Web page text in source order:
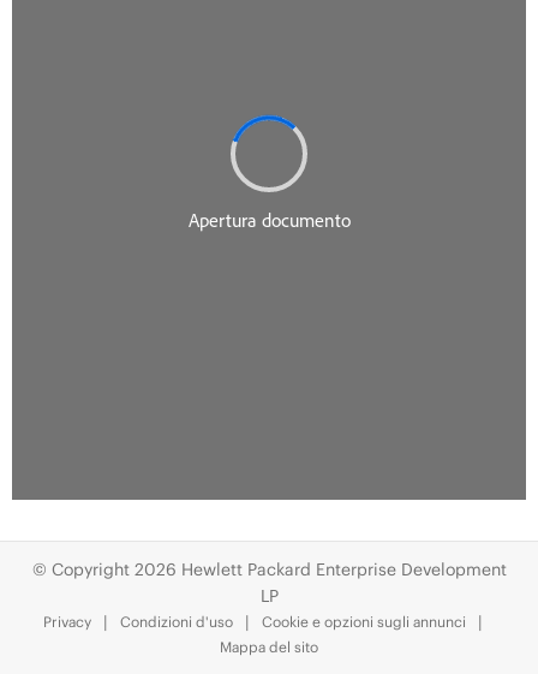
© Copyright 2026 Hewlett Packard Enterprise Development
LP
Privacy Condizioni d'uso
Cookie e opzioni sugli annunci
Mappa del sito